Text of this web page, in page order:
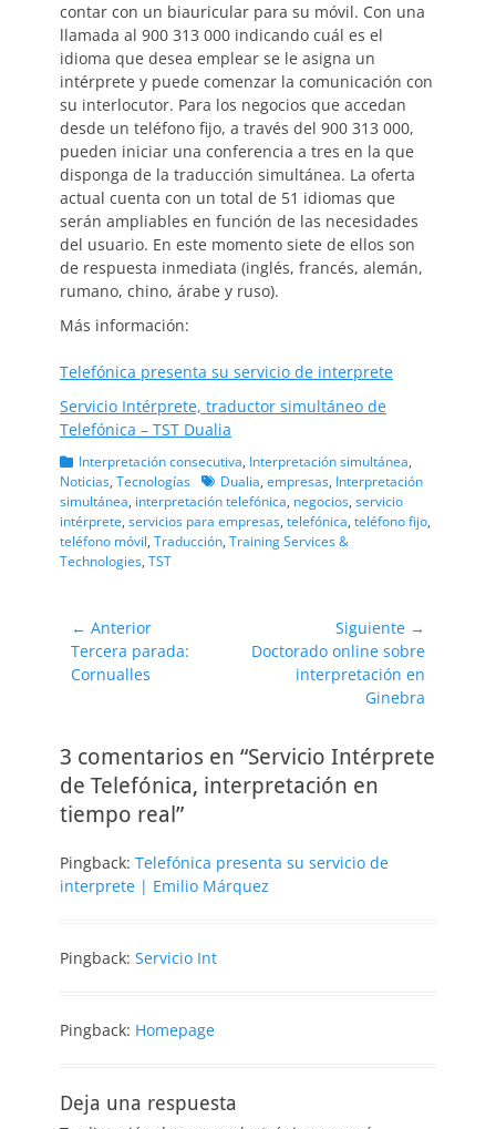
contar con un biauricular para su móvil. Con una
llamada al 900 313 000 indicando cuál es el
idioma que desea emplear se le asigna un
intérprete y puede comenzar la comunicación con
su interlocutor. Para los negocios que accedan
desde un teléfono fijo, a través del 900 313 000,
pueden iniciar una conferencia a tres en la que
disponga de la traducción simultánea. La oferta
actual cuenta con un total de 51 idiomas que
serán ampliables en función de las necesidades
del usuario. En este momento siete de ellos son
de respuesta inmediata (inglés, francés, alemán,
rumano, chino, árabe y ruso).
Más información:
Telefónica presenta su servicio de interprete
Servicio Intérprete, traductor simultáneo de
Telefónica – TST Dualia
Categorias
Interpretación consecutiva, Interpretación simultánea,
Noticias, Tecnologías Etiquetas
Dualia, empresas, Interpretación
simultánea, interpretación telefónica, negocios, servicio
intérprete, servicios para empresas, telefónica, teléfono fijo,
teléfono móvil, Traducción, Training Services &
Technologies, TST
Navegación
de
entradas
← Anterior
Entrada
anterior:
Tercera parada:
Cornualles
Siguiente →
Entrada
siguiente:
Doctorado online sobre
interpretación en
Ginebra
3 comentarios en “Servicio Intérprete
de Telefónica, interpretación en
tiempo real”
Pingback: Telefónica presenta su servicio de
interprete | Emilio Márquez
Pingback: Servicio Int
Pingback: Homepage
Deja una respuesta